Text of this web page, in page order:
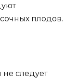
плодов.
следует